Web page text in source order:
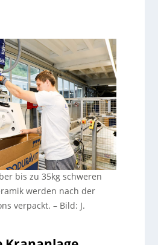
bis zu 35kg schweren
werden nach der
verpackt. – Bild: J.